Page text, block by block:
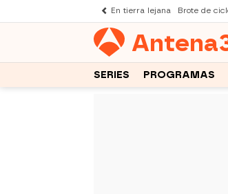
En tierra lejana Brote de
Antena
SERIES PROGRAMAS